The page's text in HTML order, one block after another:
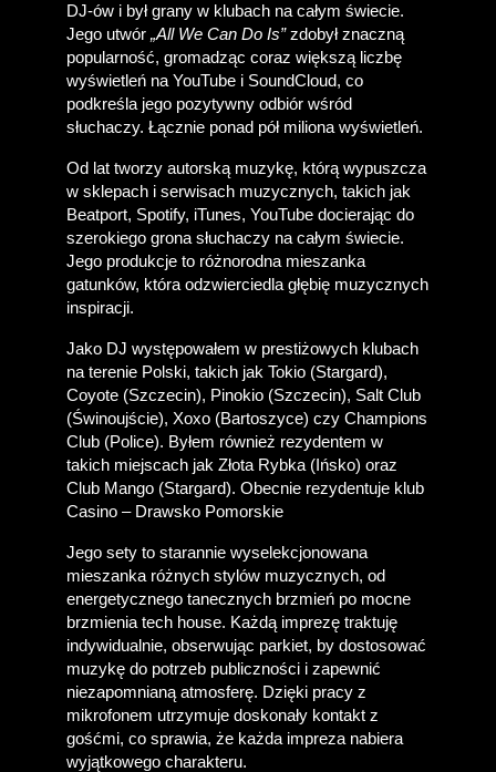
DJ-ów i był grany w klubach na całym świecie.
Jego utwór „All We Can Do Is” zdobył znaczną
popularność, gromadząc coraz większą liczbę
wyświetleń na YouTube i SoundCloud, co
podkreśla jego pozytywny odbiór wśród
słuchaczy. Łącznie ponad pół miliona wyświetleń.
Od lat tworzy autorską muzykę, którą wypuszcza
w sklepach i serwisach muzycznych, takich jak
Beatport, Spotify, iTunes, YouTube docierając do
szerokiego grona słuchaczy na całym świecie.
Jego produkcje to różnorodna mieszanka
gatunków, która odzwierciedla głębię muzycznych
inspiracji.
Jako DJ występowałem w prestiżowych klubach
na terenie Polski, takich jak Tokio (Stargard),
Coyote (Szczecin), Pinokio (Szczecin), Salt Club
(Świnoujście), Xoxo (Bartoszyce) czy Champions
Club (Police). Byłem również rezydentem w
takich miejscach jak Złota Rybka (Ińsko) oraz
Club Mango (Stargard). Obecnie rezydentuje klub
Casino – Drawsko Pomorskie
Jego sety to starannie wyselekcjonowana
mieszanka różnych stylów muzycznych, od
energetycznego tanecznych brzmień po mocne
brzmienia tech house. Każdą imprezę traktuję
indywidualnie, obserwując parkiet, by dostosować
muzykę do potrzeb publiczności i zapewnić
niezapomnianą atmosferę. Dzięki pracy z
mikrofonem utrzymuje doskonały kontakt z
gośćmi, co sprawia, że każda impreza nabiera
wyjątkowego charakteru.